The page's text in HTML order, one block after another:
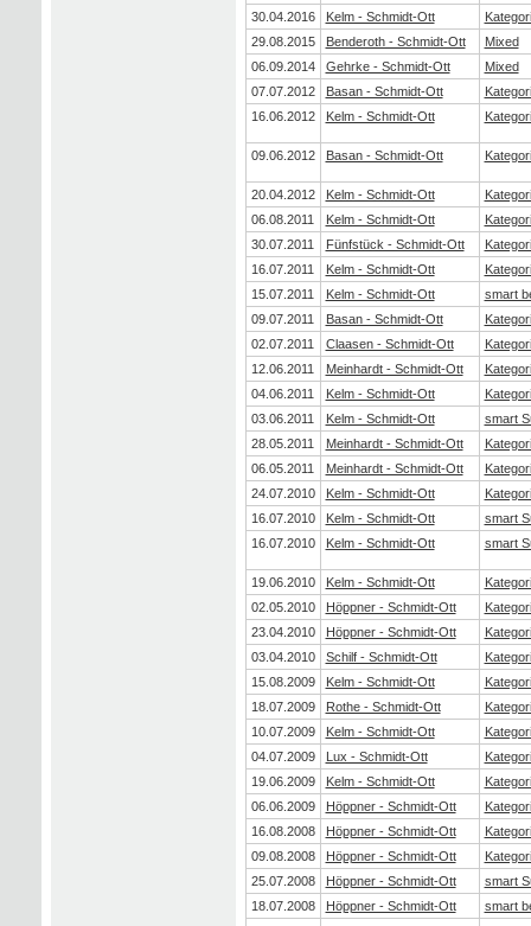
30.04.2016
Kelm - Schmidt-Ott
29.08.2015
Benderoth - Schmidt-Ott
Mixed
06.09.2014
Gehrke - Schmidt-Ott
Mixed
07.07.2012
Basan - Schmidt-Ott
16.06.2012
Kelm - Schmidt-Ott
09.06.2012 Basan - Schmidt-Ott
20.04.2012 Kelm - Schmidt-Ott
06.08.2011
Kelm - Schmidt-Ott
30.07.2011
Fünfstück - Schmidt-Ott
16.07.2011
Kelm - Schmidt-Ott
15.07.2011
Kelm - Schmidt-Ott
smart
09.07.2011
Basan - Schmidt-Ott
02.07.2011
Claasen - Schmidt-Ott
12.06.2011
Meinhardt - Schmidt-Ott
04.06.2011
Kelm - Schmidt-Ott
03.06.2011
Kelm - Schmidt-Ott
smart
28.05.2011
Meinhardt - Schmidt-Ott
06.05.2011
Meinhardt - Schmidt-Ott
24.07.2010
Kelm - Schmidt-Ott
16.07.2010
Kelm - Schmidt-Ott
smart
16.07.2010
Kelm - Schmidt-Ott smart
19.06.2010 Kelm - Schmidt-Ott
02.05.2010
Höppner - Schmidt-Ott
23.04.2010
Höppner - Schmidt-Ott
03.04.2010
Schilf - Schmidt-Ott
15.08.2009
Kelm - Schmidt-Ott
18.07.2009
Rothe - Schmidt-Ott
10.07.2009
Kelm - Schmidt-Ott
04.07.2009
Lux - Schmidt-Ott
19.06.2009
Kelm - Schmidt-Ott
06.06.2009
Höppner - Schmidt-Ott
16.08.2008
Höppner - Schmidt-Ott
09.08.2008
Höppner - Schmidt-Ott
25.07.2008
Höppner - Schmidt-Ott
smart
18.07.2008
Höppner - Schmidt-Ott
smart